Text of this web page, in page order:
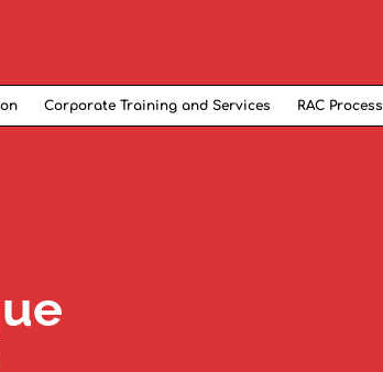
Corporate Training and Services RAC Process